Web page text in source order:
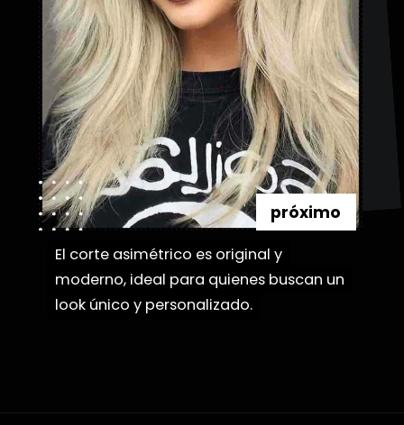
El corte asimétrico es original y
moderno, ideal para quienes buscan un
look único y personalizado.
El corte asimétrico es original y
moderno, ideal para quienes buscan un
look único y personalizado.
próximo